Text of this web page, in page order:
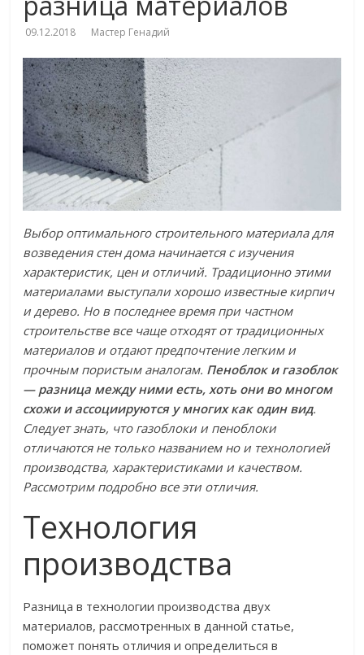
09.12.2018 Мастер Генадий
Выбор оптимального строительного материала для
возведения стен дома начинается с изучения
характеристик, цен и отличий. Традиционно этими
материалами выступали хорошо известные кирпич
и дерево. Но в последнее время при частном
строительстве все чаще отходят от традиционных
материалов и отдают предпочтение легким и
прочным пористым аналогам. Пеноблок и газоблок
— разница между ними есть, хоть они во многом
схожи и ассоциируются у многих как один вид.
Следует знать, что газоблоки и пеноблоки
отличаются не только названием но и технологией
производства, характеристиками и качеством.
Рассмотрим подробно все эти отличия.
Технология
производства
Разница в технологии производства двух
материалов, рассмотренных в данной статье,
поможет понять отличия и определиться в